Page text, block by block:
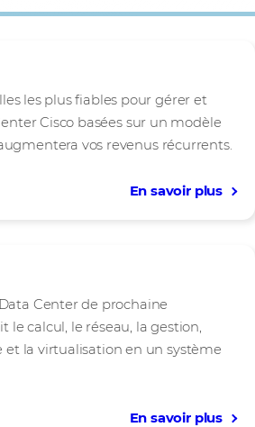
les plus fiables pour gérer et
Cisco basées sur un modèle
vos revenus récurrents.
En savoir plus
Center de prochaine
le calcul, le réseau, la gestion,
et la virtualisation en un système
En savoir plus